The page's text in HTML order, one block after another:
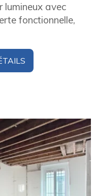
lumineux avec
fonctionnelle,